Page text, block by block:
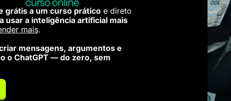
grátis a um curso prático e direto
usar a inteligência artificial mais
mais.
mensagens, argumentos e
o ChatGPT — do zero, sem